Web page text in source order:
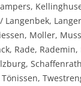
Langenbek,
Moller,
Rade, Rademin,